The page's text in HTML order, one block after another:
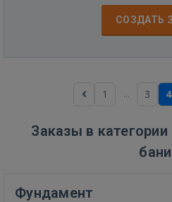
СОЗДАТЬ
1 ... 3 4
Заказы в
Фундамент